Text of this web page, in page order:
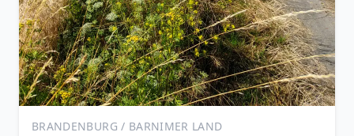
BRANDENBURG / BARNIMER LAND